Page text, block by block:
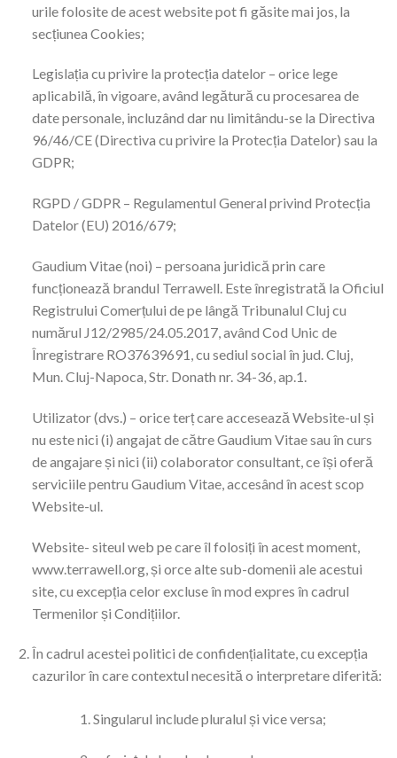
urile folosite de acest website pot fi găsite mai jos, la
secțiunea Cookies;
Legislația cu privire la protecția datelor – orice lege
aplicabilă, în vigoare, având legătură cu procesarea de
date personale, incluzând dar nu limitându-se la Directiva
96/46/CE (Directiva cu privire la Protecția Datelor) sau la
GDPR;
RGPD / GDPR – Regulamentul General privind Protecția
Datelor (EU) 2016/679;
Gaudium Vitae (noi) – persoana juridică prin care
funcționează brandul Terrawell. Este înregistrată la Oficiul
Registrului Comerțului de pe lângă Tribunalul Cluj cu
numărul J12/2985/24.05.2017, având Cod Unic de
Înregistrare RO37639691, cu sediul social în jud. Cluj,
Mun. Cluj-Napoca, Str. Donath nr. 34-36, ap.1.
Utilizator (dvs.) – orice terț care accesează Website-ul și
nu este nici (i) angajat de către Gaudium Vitae sau în curs
de angajare și nici (ii) colaborator consultant, ce își oferă
serviciile pentru Gaudium Vitae, accesând în acest scop
Website-ul.
Website- siteul web pe care îl folosiți în acest moment,
www.terrawell.org, și orce alte sub-domenii ale acestui
site, cu excepția celor excluse în mod expres în cadrul
Termenilor și Condițiilor.
În cadrul acestei politici de confidențialitate, cu excepția
cazurilor în care contextul necesită o interpretare diferită:
Singularul include pluralul și vice versa;